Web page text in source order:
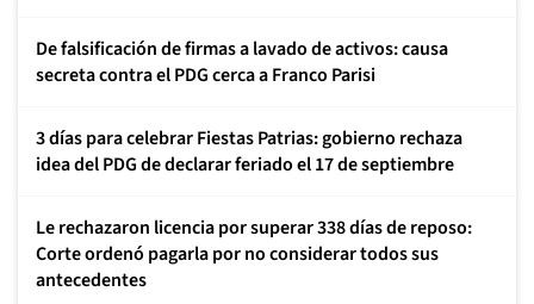
De falsificación de firmas a lavado de activos: causa
secreta contra el PDG cerca a Franco Parisi
3 días para celebrar Fiestas Patrias: gobierno rechaza
idea del PDG de declarar feriado el 17 de septiembre
Le rechazaron licencia por superar 338 días de reposo:
Corte ordenó pagarla por no considerar todos sus
antecedentes